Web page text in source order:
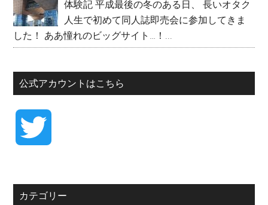
体験記 平成最後の冬のある日、 長いオタク
人生で初めて同人誌即売会に参加してきま
した！ ああ憧れのビッグサイト…！...
公式アカウントはこちら
i
カテゴリー